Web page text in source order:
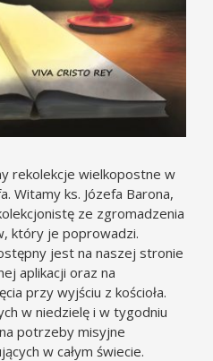
rekolekcje wielkopostne w
Witamy ks. Józefa Barona,
ze zgromadzenia
który je poprowadzi.
jest na naszej stronie
aplikacji oraz na
przy wyjściu z kościoła.
w niedzielę i w tygodniu
potrzeby misyjne
w całym świecie.